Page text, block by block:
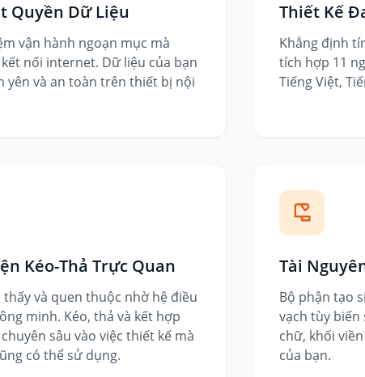
Quyền Dữ Liệu
vận hành ngoạn mục mà
nối internet. Dữ liệu của bạn
yên và an toàn trên thiết bị nội
Thiết Kế
Khẳng định
tích hợp 11
Tiếng Việt,
Kéo-Thả Trực Quan
thấy và quen thuộc nhờ hệ điều
minh. Kéo, thả và kết hợp
sâu vào việc thiết kế mà
có thể sử dụng.
Tài
Bộ phận tạo
vạch tùy
chữ, khối
của bạn.